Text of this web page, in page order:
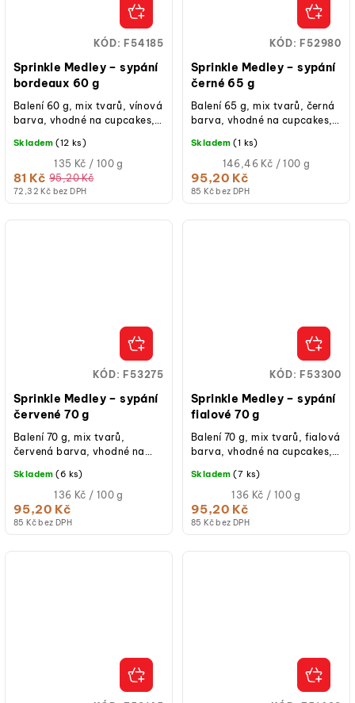
Sprinkle Medley – sypání
bordeaux 60 g
72,32 Kč bez DPH
81 Kč 95,20 Kč
Měrná
cena:
135 Kč / 100 g
Skladem (12 ks)
Balení 60 g, mix tvarů, vínová
barva, vhodné na cupcakes,
sušenky či zmrzlinové poháry.
KÓD: F54185
Sprinkle Medley – sypání
černé 65 g
85 Kč bez DPH
95,20 Kč
Měrná
cena:
146,46 Kč / 100 g
Skladem (1 ks)
Balení 65 g, mix tvarů, černá
barva, vhodné na cupcakes,
sušenky či zmrzlinové poháry.
KÓD: F52980
Sprinkle Medley – sypání
červené 70 g
85 Kč bez DPH
95,20 Kč
Měrná
cena:
136 Kč / 100 g
Skladem (6 ks)
Balení 70 g, mix tvarů,
červená barva, vhodné na
cake pops, sušenky či
zmrzlinové poháry.
KÓD: F53275
Sprinkle Medley – sypání
fialové 70 g
85 Kč bez DPH
95,20 Kč
Měrná
cena:
136 Kč / 100 g
Skladem (7 ks)
Balení 70 g, mix tvarů, fialová
barva, vhodné na cupcakes,
sušenky či zmrzlinové poháry.
KÓD: F53300